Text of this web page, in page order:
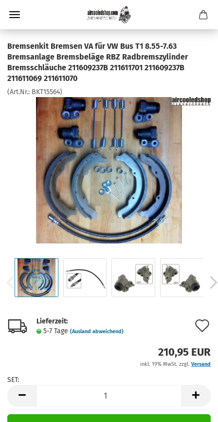
Bremsenkit Bremsen VA für VW Bus T1 8.55-7.63
Bremsanlage Bremsbeläge RBZ Radbremszylinder
Bremsschläuche 211609237B 211611701 211609237B
211611069 211611070
(Art.Nr.: BKT15564)
Lieferzeit:
5-7 Tage (Ausland abweichend)
210,95 EUR
inkl. 19% MwSt. zzgl. Versand
SET: